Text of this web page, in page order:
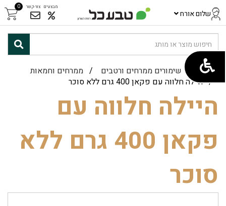
שלום אורח
0 צור-קשר מבצעים
ראשי/ שימורים ממרחים ורטבים / ממרחים וחמאות
/ היילה חלווה עם פקאן 400 גרם ללא סוכר
היילה חלווה עם
פקאן 400 גרם ללא
סוכר